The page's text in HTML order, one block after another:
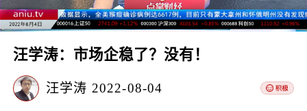
汪学涛：市场企稳了？没有！
汪学涛 2022-08-04